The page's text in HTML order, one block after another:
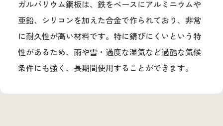
ガルバリウム鋼板は、鉄をベースにアルミニウムや
亜鉛、シリコンを加えた合金で作られており、非常
に耐久性が高い材料です。特に錆びにくいという特
性があるため、雨や雪・過度な湿気など過酷な気候
条件にも強く、長期間使用することができます。